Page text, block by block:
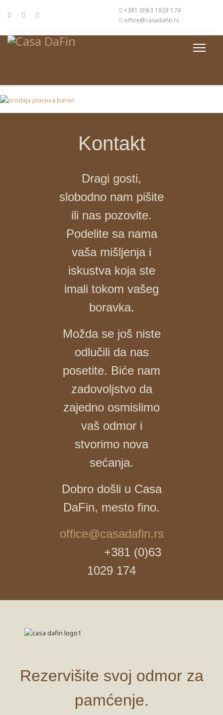
+381 (0)63 1029 174
office@casadafin.rs
Kontakt
Dragi gosti,
slobodno nam pišite
ili nas pozovite.
Podelite sa nama
vaša mišljenja i
iskustva koja ste
imali tokom vašeg
boravka.
Možda se još niste
odlučili da nas
posetite. Biće nam
zadovoljstvo da
zajedno osmislimo
vaš odmor i
stvorimo nova
sećanja.
Dobro došli u Casa
DaFin, mesto fino.
office@casadafin.rs
+381 (0)63
1029 174
Rezervišite svoj odmor za
pamćenje.